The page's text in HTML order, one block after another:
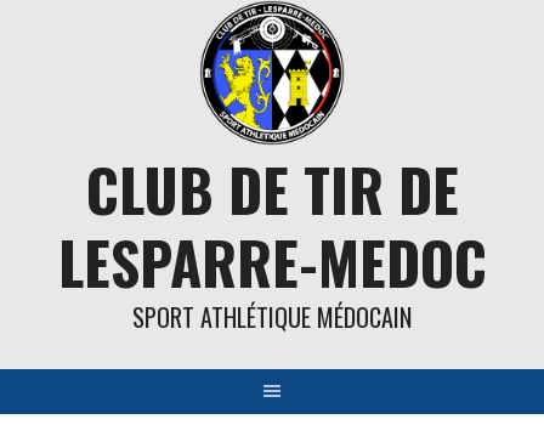
CLUB DE TIR DE
LESPARRE-MEDOC
SPORT ATHLÉTIQUE MÉDOCAIN